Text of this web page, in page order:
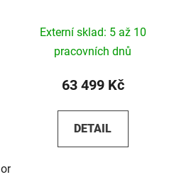
oranžová
Externí sklad: 5 až 10
pracovních dnů
63 499 Kč
DETAIL